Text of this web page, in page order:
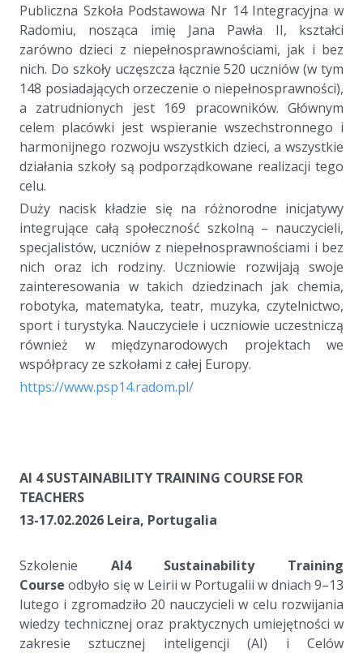
Publiczna Szkoła Podstawowa Nr 14 Integracyjna w
Radomiu, nosząca imię Jana Pawła II, kształci
zarówno dzieci z niepełnosprawnościami, jak i bez
nich. Do szkoły uczęszcza łącznie 520 uczniów (w tym
148 posiadających orzeczenie o niepełnosprawności),
a zatrudnionych jest 169 pracowników. Głównym
celem placówki jest wspieranie wszechstronnego i
harmonijnego rozwoju wszystkich dzieci, a wszystkie
działania szkoły są podporządkowane realizacji tego
celu.
Duży nacisk kładzie się na różnorodne inicjatywy
integrujące całą społeczność szkolną – nauczycieli,
specjalistów, uczniów z niepełnosprawnościami i bez
nich oraz ich rodziny. Uczniowie rozwijają swoje
zainteresowania w takich dziedzinach jak chemia,
robotyka, matematyka, teatr, muzyka, czytelnictwo,
sport i turystyka. Nauczyciele i uczniowie uczestniczą
również w międzynarodowych projektach we
współpracy ze szkołami z całej Europy.
https://www.psp14.radom.pl/
AI 4 SUSTAINABILITY TRAINING COURSE FOR
TEACHERS
13-17.02.2026 Leira, Portugalia
Szkolenie AI4 Sustainability Training
Course odbyło się w Leirii w Portugalii w dniach 9–13
lutego i zgromadziło 20 nauczycieli w celu rozwijania
wiedzy technicznej oraz praktycznych umiejętności w
zakresie sztucznej inteligencji (AI) i Celów